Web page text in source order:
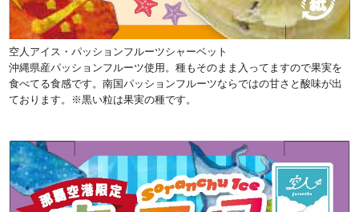
空人アイス・パッションフルーツシャーベット
沖縄県産パッションフルーツ使用。種もそのまま入ってますので果実を
食べてる食感です。南国パッションフルーツならではの甘さと酸味が出
ております。※黒い粒は果実の種です。